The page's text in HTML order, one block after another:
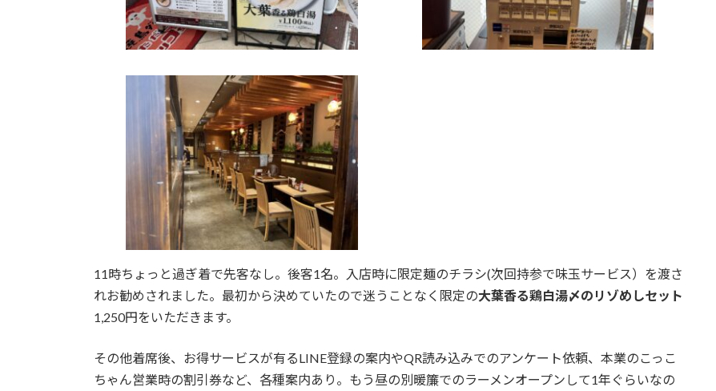
11時ちょっと過ぎ着で先客なし。後客1名。入店時に限定麺のチラシ(次回持参で味玉サービス）を渡さ
れお勧めされました。最初から決めていたので迷うことなく限定の大葉香る鶏白湯〆のリゾめしセット
1,250円をいただきます。
その他着席後、お得サービスが有るLINE登録の案内やQR読み込みでのアンケート依頼、本業のこっこ
ちゃん営業時の割引券など、各種案内あり。もう昼の別暖簾でのラーメンオープンして1年ぐらいなの